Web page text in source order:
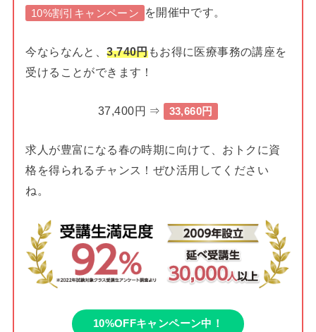
10%割引キャンペーン を開催中です。
今ならなんと、3,740円もお得に医療事務の講座を
受けることができます！
37,400円 ⇒ 33,660円
求人が豊富になる春の時期に向けて、おトクに資
格を得られるチャンス！ぜひ活用してください
ね。
10%OFFキャンペーン中！